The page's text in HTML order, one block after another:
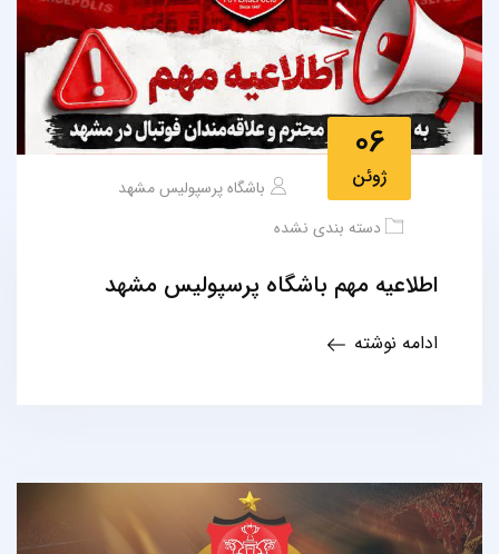
06
ژوئن
باشگاه پرسپولیس مشهد
دسته بندی نشده
اطلاعیه مهم باشگاه پرسپولیس مشهد
ادامه نوشته